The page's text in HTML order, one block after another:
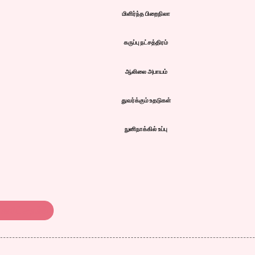
மிளிர்ந்த பிறைநிலா
கருப்பு நட்சத்திரம்
ஆலிலை அபாயம்
துவர்க்கும் உதடுகள்
நுனிநாக்கில் உப்பு